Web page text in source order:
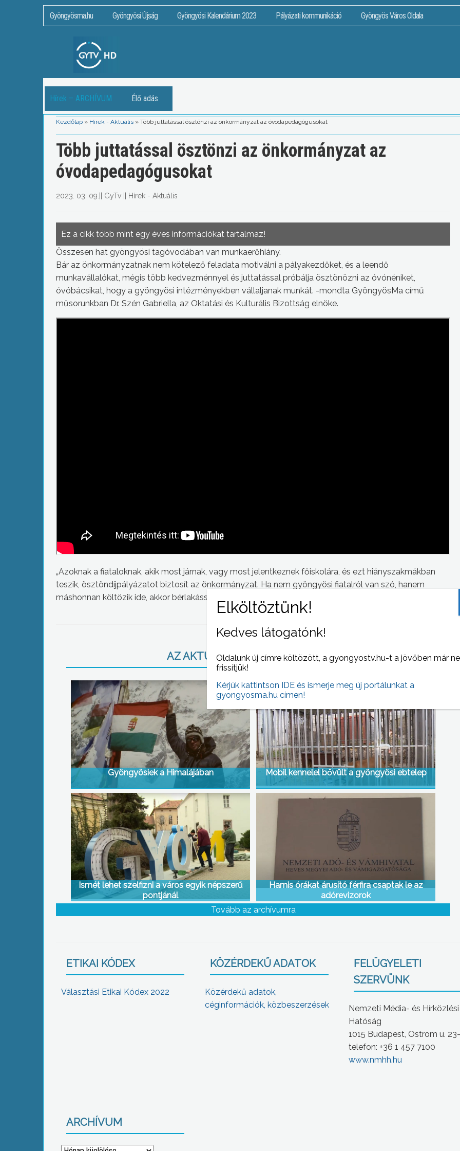
Gyöngyösma.hu Gyöngyösi Újság Gyöngyösi Kalendárium 2023 Pályázati kommunikáció Gyöngyös Város Oldala
Hírek – ARCHÍVUM Élő adás
Kezdőlap » Hírek - Aktuális » Több juttatással ösztönzi az önkormányzat az óvodapedagógusokat
Több juttatással ösztönzi az önkormányzat az
óvodapedagógusokat
2023. 03. 09. GyTv Hírek - Aktuális
Ez a cikk több mint egy éves információkat tartalmaz!
Összesen hat gyöngyösi tagóvodában van munkaerőhiány.
Bár az önkormányzatnak nem kötelező feladata motiválni a pályakezdőket, és a leendő
munkavállalókat, mégis több kedvezménnyel és juttatással próbálja ösztönözni az óvónéniket,
óvóbácsikat, hogy a gyöngyösi intézményekben vállaljanak munkát. -mondta GyöngyösMa című
műsorunkban Dr. Szén Gabriella, az Oktatási és Kulturális Bizottság elnöke.
„Azoknak a fiataloknak, akik most járnak, vagy most jelentkeznek főiskolára, és ezt hiányszakmákban
teszik, ösztöndíjpályázatot biztosít az önkormányzat. Ha nem gyöngyösi fiatalról van szó, hanem
máshonnan költözik ide, akkor bérlakással próbáljuk segíteni.”
AZ AKTUÁLIS NAPI HÍREI (2023-03-09 )
Gyöngyösiek a Himalájában Mobil kennelel bővült a gyöngyösi ebtelep
Ismét lehet szelfizni a város egyik népszerű
pontjánál
Hamis órákat árusító férfira csaptak le az
adórevizorok
Tovább az archívumra
ETIKAI KÓDEX
Választási Etikai Kódex 2022
KÖZÉRDEKŰ ADATOK
Közérdekű adatok,
céginformációk, közbeszerzések
FELÜGYELETI
SZERVÜNK
Nemzeti Média- és Hírközlési
Hatóság
1015 Budapest, Ostrom u.
telefon: +36 1 457 7100
www.nmhh.hu
ARCHÍVUM
Kedves látogatónk!
Oldalunk új címre költözött, a gyongyostv.hu-t a jövőben már
frissítjük!
Kérjük kattintson IDE és ismerje meg új portálunkat a
gyongyosma.hu címen!